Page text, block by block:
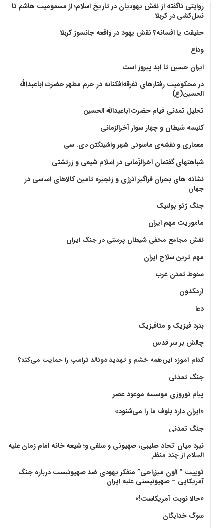
روایتی ناگفته از نقش یهودیان در تاریخ اسلام؛ از مسمومیت هاشم تا
نسل‌کشی در کربلا
حقیقت یا افسانه؟‌ نقش یهود در واقعه جانسوز کربلا
وداع
ایران حسین تا ابد پیروز است
در محکومیت رفتارهای تفرقه‌افکنانه در حرم مطهر حضرت اباعبدالله
الحسین(ع)
تحلیل تمدنی قیام حضرت اباعبدالله الحسین
کنیسه شیطان و چهار سوار آخرالزمانی
معماری و نقشه‌ی ماسونی شهر واشينگتن دی. سی
شباهتهای گفتمان آخر‌الزّمانی در اسلام شیعی و زرتشتی
نشانه های بحران فراگیر انرژی و زنجیره تامین کالاهای اساسی در
جهان
جنگ ژئو پولتیک
ماموریت مهم ایران
نقش مجامع مخفی شیطان پرستی در جنگ ایران
مهم ترین سلاح ایران
سقوط تمدن غرب
آرمگدون
دعا
بنرد فیزیک و متافیزیک
چالش بر سر قدس
کدام آموزه این‌همه خشم و تهدید دونالد ترامپ را حمایت می‌کند؟
جنگ تمدنی
پیام نوروزی موسسه موعود عصر
«ایران دارد بلوف ما را می‌شنود»
جنگ تمدنی
نبرد میان اتحاد صلیبی، صهیونی و سلفی و؛ شیعه خانه امام زمان علیه
السلام از چند منظر
توییت ” آلون میزراحی” متفکر یهودی ضد صهیونیست درباره جنگ
آمریکایی – صهیونیستی علیه ایران
«حالا نوبت آمریکاست!»
سوگ خدایگان